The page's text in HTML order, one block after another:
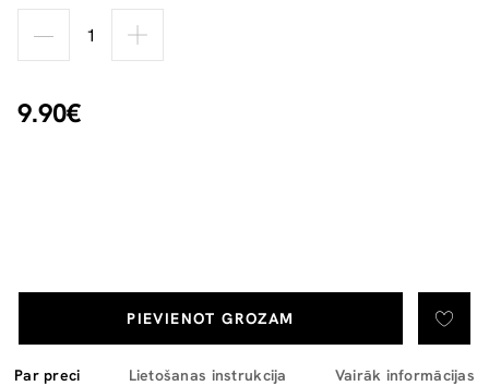
9.90€
PIEVIENOT GROZAM
Par preci Lietošanas instrukcija Vairāk informācijas